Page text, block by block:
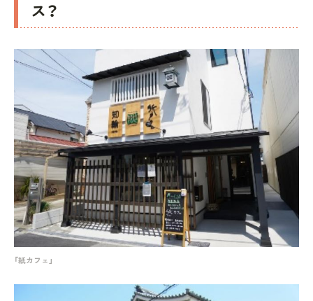
ス？
「紙カフェ」